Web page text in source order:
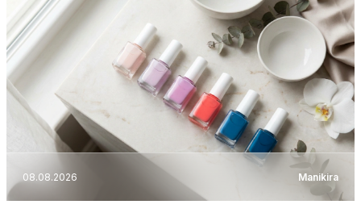
08.08.2026 Manikira